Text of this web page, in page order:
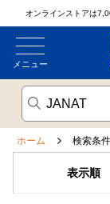
オンラインストアは
メニュー
ホーム 検索条
表示順